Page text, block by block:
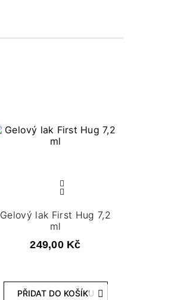
Gelový lak First Hug 7,2
ml
249,00 Kč
PŘIDAT DO KOŠÍKU